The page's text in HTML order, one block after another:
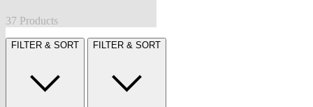
37 Products
FILTER & SORT FILTER & SORT